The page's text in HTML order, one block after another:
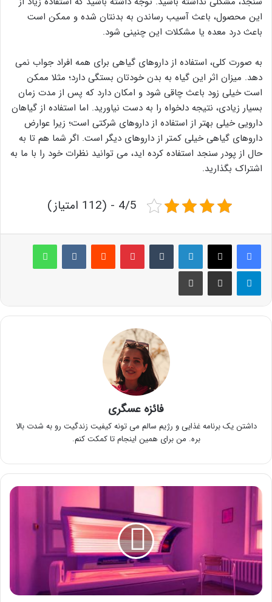
این محصول، باعث آسیب رساندن به بدنتان شده و ممکن است
باعث درد معده یا مشکلات این چنینی شود.
به صورت کلی، استفاده از داروهای گیاهی برای همه افراد جواب نمی
دهد. میزان اثر این گیاه به بدن خودتان بستگی دارد؛ مثلا ممکن
است خیلی زود باعث چاقی شود و امکان دارد که پس از مدت زمان
بسیار زیادی، نتیجه دلخواه را به دست نیاورید. اما استفاده از گیاهان
دارویی خیلی بهتر از استفاده از داروهای شرکتی است؛ زیرا عوارض
داروهای گیاهی خیلی کمتر از داروهای دیگر است. اگر شما هم تا به
حال از پودر سنجد استفاده کرده اید، می توانید نظرات خود را با ما به
اشتراک بگذارید.
4/5 - (112 امتیاز)
لینکدین ‫تامبلر پینترست‫رددیت ‫VKontakteواتس آپ
تلگرام اشتراک گذاری از طریق ایمیل چاپ
فائزه عسگری
داشتن یک برنامه غذایی و رژیم سالم می تونه کیفیت زندگیت رو به شدت بالا
بره. من برای همین اینجام تا کمکت کنم.
سولاریوم
چیست
و
چگونه
پوست
را
برنزه
می
کند؟